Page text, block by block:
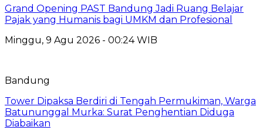
Grand Opening PAST Bandung Jadi Ruang Belajar
Pajak yang Humanis bagi UMKM dan Profesional
Minggu, 9 Agu 2026 - 00:24 WIB
Bandung
Tower Dipaksa Berdiri di Tengah Permukiman, Warga
Batununggal Murka: Surat Penghentian Diduga
Diabaikan